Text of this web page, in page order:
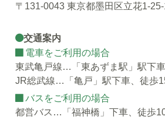
〒131-0043 東京都墨田区立花1-
交通案内
電車をご利用の場合
東武亀戸線…「東あずま駅」駅下
JR総武線…「亀戸」駅下車、徒歩
バスをご利用の場合
都営バス…「福神橋」下車、徒歩